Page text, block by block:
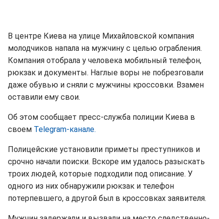
В центре Киева на улице Михайловской компания
молодчиков напала на мужчину с целью ограбления.
Компания отобрала у человека мобильный телефон,
рюкзак и документы. Наглые воры не побрезговали
даже обувью и сняли с мужчины кроссовки. Взамен
оставили ему свои.
Об этом сообщает пресс-служба полиции Киева в
своем Telegram-канале.
Полицейские установили приметы преступников и
срочно начали поиски. Вскоре им удалось разыскать
троих людей, которые подходили под описание. У
одного из них обнаружили рюкзак и телефон
потерпевшего, а другой был в кроссовках заявителя.